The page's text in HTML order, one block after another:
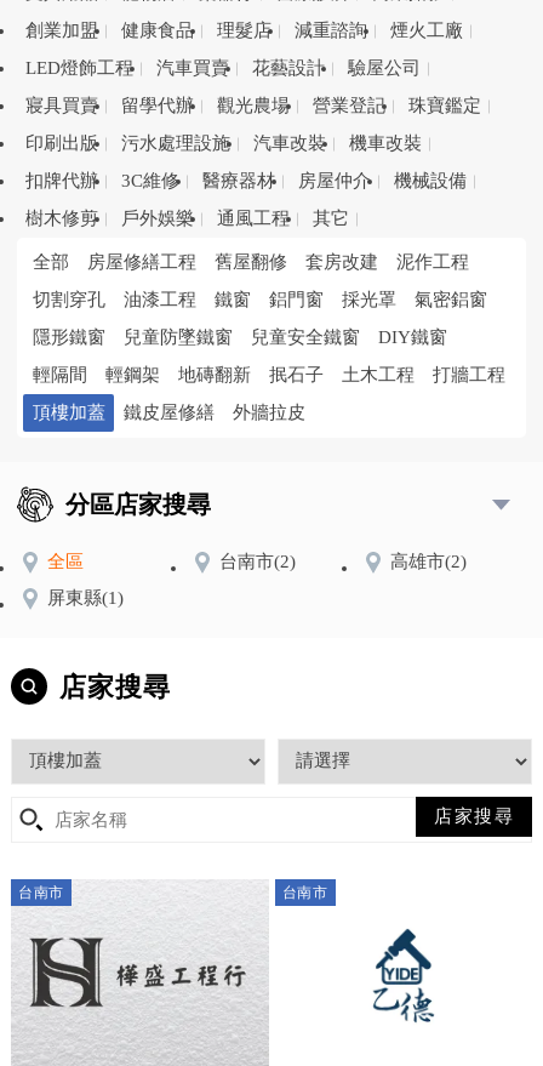
創業加盟
健康食品 理髮店 減重諮詢
煙火工廠
LED燈飾工程
汽車買賣 花藝設計
驗屋公司
寢具買賣
留學代辦 觀光農場 營業登記
珠寶鑑定
印刷出版
污水處理設施 汽車改裝
機車改裝
扣牌代辦
3C維修 醫療器材 房屋仲介
機械設備
樹木修剪
戶外娛樂 通風工程 其它
全部 房屋修繕工程 舊屋翻修 套房改建
泥作工程
切割穿孔
油漆工程 鐵窗 鋁門窗 採光罩
氣密鋁窗
隱形鐵窗
兒童防墜鐵窗 兒童安全鐵窗
DIY鐵窗
輕隔間
輕鋼架 地磚翻新 抿石子 土木工程
打牆工程
頂樓加蓋
鐵皮屋修繕 外牆拉皮
分區店家搜尋
全區 台南市(2) 高雄市(2)
屏東縣(1)
店家搜尋
台南市 台南市